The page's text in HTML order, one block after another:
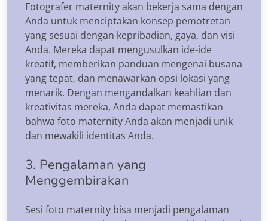
Fotografer maternity akan bekerja sama dengan
Anda untuk menciptakan konsep pemotretan
yang sesuai dengan kepribadian, gaya, dan visi
Anda. Mereka dapat mengusulkan ide-ide
kreatif, memberikan panduan mengenai busana
yang tepat, dan menawarkan opsi lokasi yang
menarik. Dengan mengandalkan keahlian dan
kreativitas mereka, Anda dapat memastikan
bahwa foto maternity Anda akan menjadi unik
dan mewakili identitas Anda.
3. Pengalaman yang
Menggembirakan
Sesi foto maternity bisa menjadi pengalaman